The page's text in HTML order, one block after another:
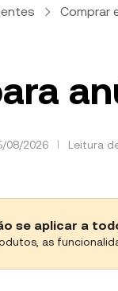
Comprar
08/2026 Leitura
se aplicar a
as